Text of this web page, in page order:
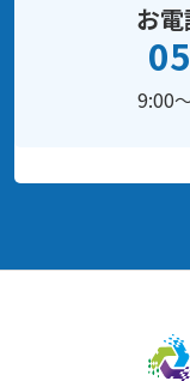
お
9:00